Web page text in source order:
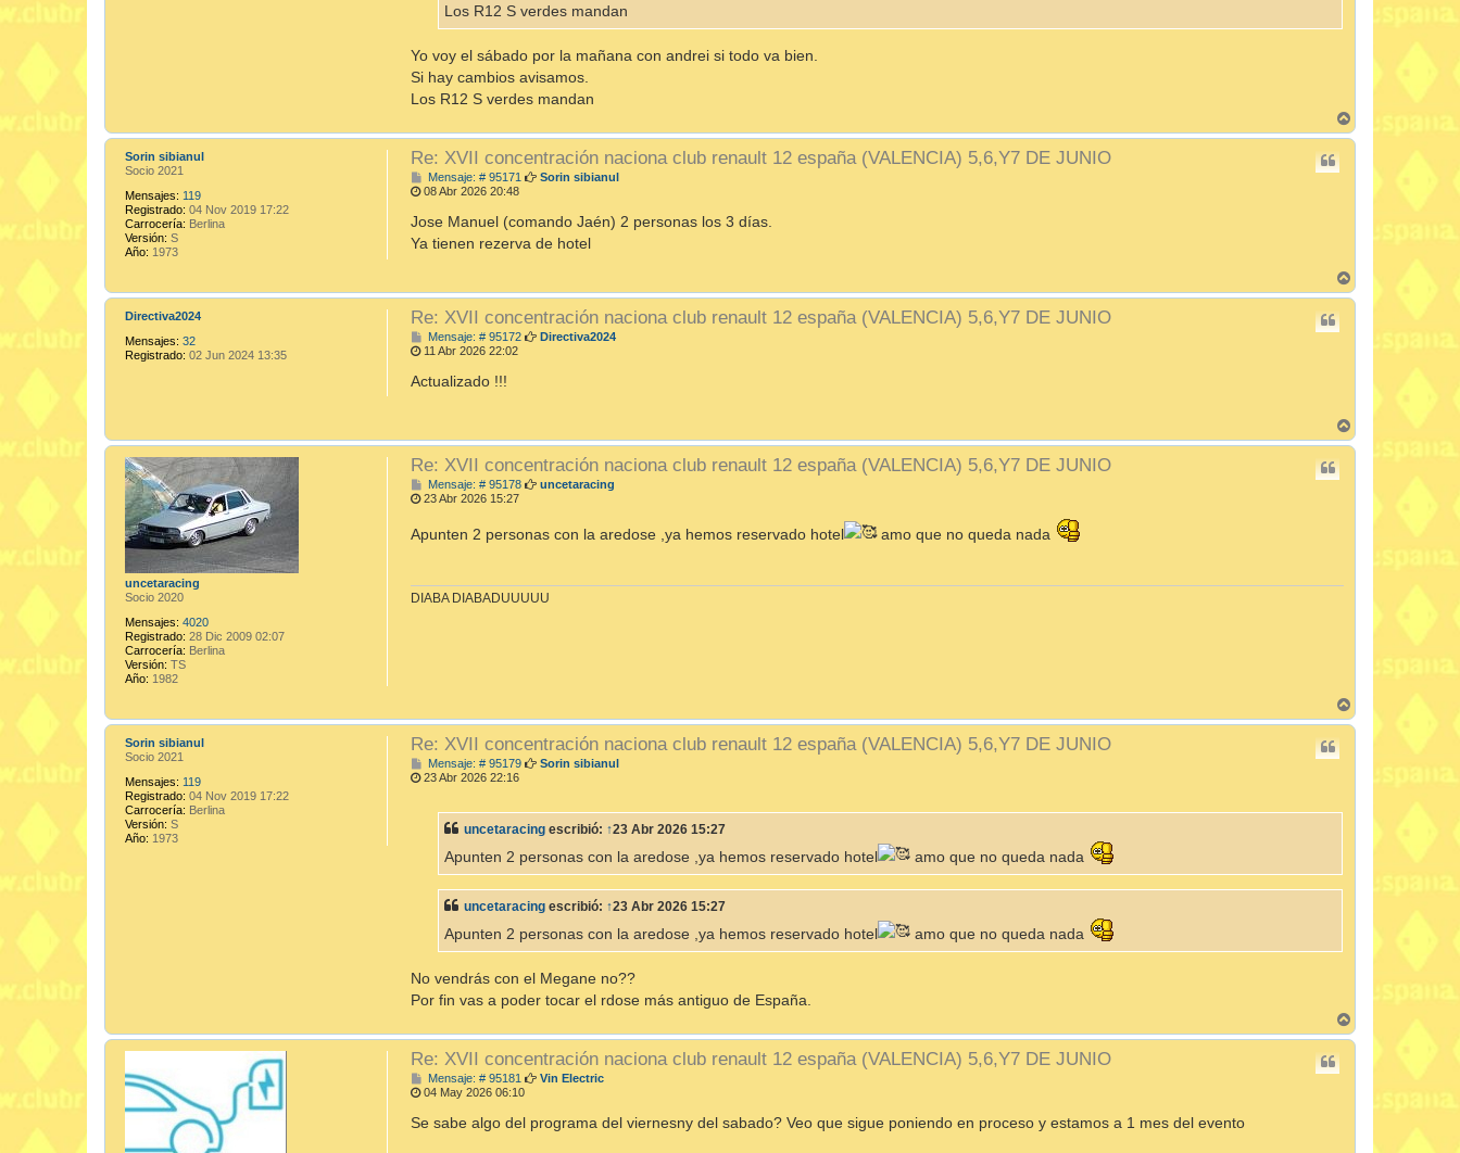
Los R12 S verdes mandan
Yo voy el sábado por la mañana con andrei si todo va bien.
Si hay cambios avisamos.
Los R12 S verdes mandan
r
r
Sorin sibianul
Socio 2021
Mensajes: 119
Registrado: 04 Nov 2019 17:22
Carrocería: Berlina
Versión: S
Año: 1973
Re: XVII concentración naciona club renault 12 españa (VALENCIA) 5,6,Y7 DE JUNIO
Mensaje: # 95171 M
s
j
Sorin sibianul
08 Abr 2026 20:48
Jose Manuel (comando Jaén) 2 personas los 3 días.
Ya tienen rezerva de hotel
r
r
Directiva2024
Mensajes: 32
Registrado: 02 Jun 2024 13:35
Re: XVII concentración naciona club renault 12 españa (VALENCIA) 5,6,Y7 DE JUNIO
Mensaje: # 95172M
Directiva2024
11 Abr 2026 22:02
Actualizado !!!
r
r
uncetaracing
Socio 2020
Mensajes: 4020
Registrado: 28 Dic 2009 02:07
Carrocería: Berlina
Versión: TS
Año: 1982
Re: XVII concentración naciona club renault 12 españa (VALENCIA) 5,6,Y7 DE JUNIO
Mensaje: # 95178M
a
uncetaracing
23 Abr 2026 15:27
Apunten 2 personas con la aredose ,ya hemos reservado hotel amo que no queda nada
DIABA DIABADUUUUU
r
r
Sorin sibianul
Socio 2021
Mensajes: 119
Registrado: 04 Nov 2019 17:22
Carrocería: Berlina
Versión: S
Año: 1973
Re: XVII concentración naciona club renault 12 españa (VALENCIA) 5,6,Y7 DE JUNIO
Mensaje: # 95179M
j
Sorin sibianul
23 Abr 2026 22:16
uncetaracing escribió: ↑23 Abr 2026 15:27
Apunten 2 personas con la aredose ,ya hemos reservado hotel amo que no queda nada
uncetaracing escribió: ↑23 Abr 2026 15:27
Apunten 2 personas con la aredose ,ya hemos reservado hotel amo que no queda nada
No vendrás con el Megane no??
Por fin vas a poder tocar el rdose más antiguo de España.
r
r
Re: XVII concentración naciona club renault 12 españa (VALENCIA) 5,6,Y7 DE JUNIO
Mensaje: # 95181 M
e
s
Vin Electric
04 May 2026 06:10
Se sabe algo del programa del viernesny del sabado? Veo que sigue poniendo en proceso y estamos a 1 mes del evento